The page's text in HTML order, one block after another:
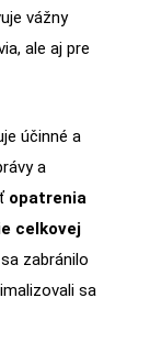
vážny
ale aj pre
účinné a
a
opatrenia
celkovej
zabránilo
sa